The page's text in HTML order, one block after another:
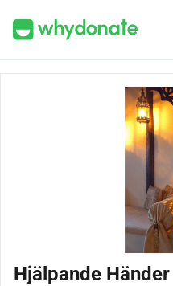
Hjälpande